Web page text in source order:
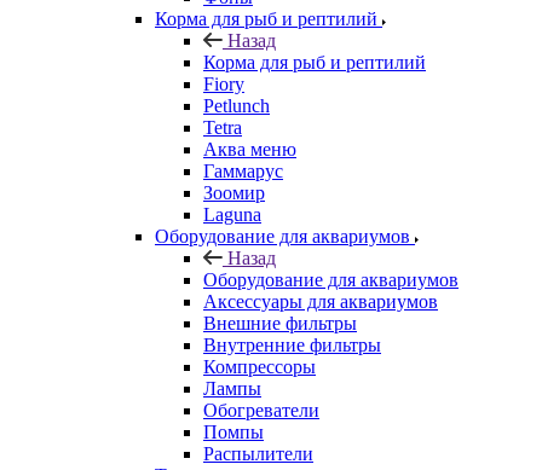
Корма для рыб и рептилий
Назад
Корма для рыб и рептилий
Fiory
Petlunch
Tetra
Аква меню
Гаммарус
Зоомир
Laguna
Оборудование для аквариумов
Назад
Оборудование для аквариумов
Аксессуары для аквариумов
Внешние фильтры
Внутренние фильтры
Компрессоры
Лампы
Обогреватели
Помпы
Распылители